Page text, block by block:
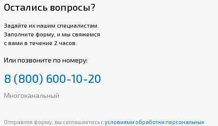
Остались вопросы?
Задайте их нашим специалистам.
Заполните форму, и мы свяжемся
с вами в течение 2 часов.
Или позвоните по номеру:
8 (800) 600-10-20
Многоканальный
Отправляя форму, вы соглашаетесь с условиями обработки персональных